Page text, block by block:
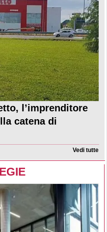
l’imprenditore
catena di
Vedi tutte